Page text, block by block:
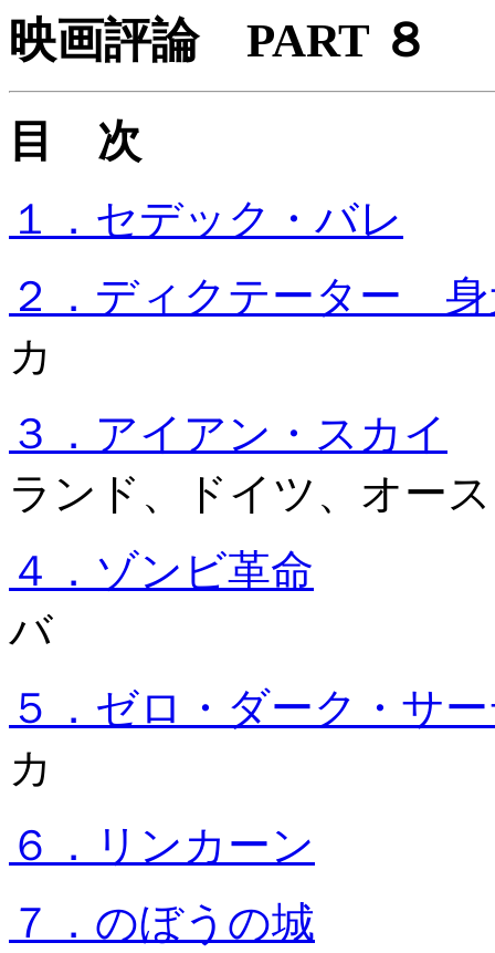
映画評論 PART ８
目 次
１．セデック・バレ
２．ディクテーター 身
カ
３．アイアン・スカイ
ランド、ドイツ、オー
４．ゾンビ革命
バ
５．ゼロ・ダーク・サ
カ
６．リンカーン
７．のぼうの城